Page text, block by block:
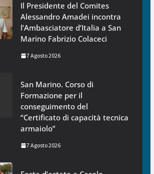
Il Presidente del Comites
Alessandro Amadei incontra
l’Ambasciatore d’Italia a San
Marino Fabrizio Colaceci
7 Agosto 2026
San Marino. Corso di
Formazione per il
conseguimento del
“Certificato di capacità tecnica
armaiolo”
7 Agosto 2026